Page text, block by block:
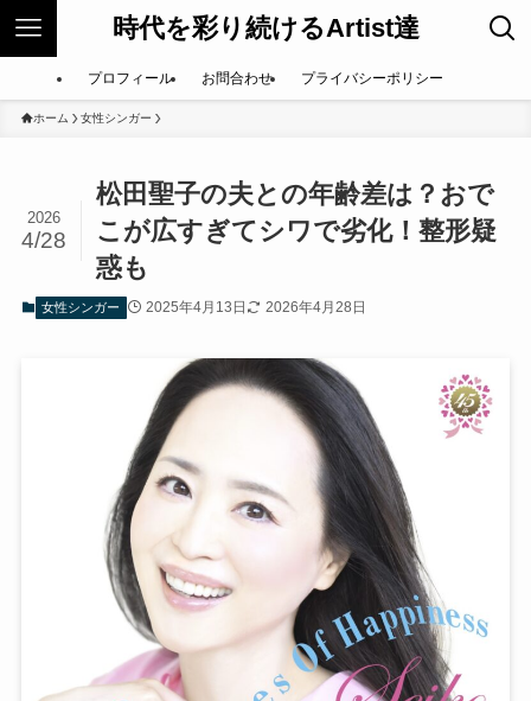
時代を彩り続けるArtist達
プロフィール お問合わせ プライバシーポリシー
ホーム 女性シンガー
松田聖子の夫との年齢差は？おで
こが広すぎてシワで劣化！整形疑
惑も
2026
4/28
女性シンガー 2025年4月13日 2026年4月28日